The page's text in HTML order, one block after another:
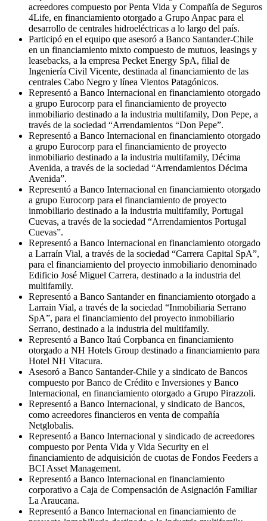
acreedores compuesto por Penta Vida y Compañía de Seguros
4Life, en financiamiento otorgado a Grupo Anpac para el
desarrollo de centrales hidroeléctricas a lo largo del país.
Participó en el equipo que asesoró a Banco Santander-Chile
en un financiamiento mixto compuesto de mutuos, leasings y
leasebacks, a la empresa Pecket Energy SpA, filial de
Ingeniería Civil Vicente, destinada al financiamiento de las
centrales Cabo Negro y línea Vientos Patagónicos.
Representó a Banco Internacional en financiamiento otorgado
a grupo Eurocorp para el financiamiento de proyecto
inmobiliario destinado a la industria multifamily, Don Pepe, a
través de la sociedad “Arrendamientos “Don Pepe”.
Representó a Banco Internacional en financiamiento otorgado
a grupo Eurocorp para el financiamiento de proyecto
inmobiliario destinado a la industria multifamily, Décima
Avenida, a través de la sociedad “Arrendamientos Décima
Avenida”.
Representó a Banco Internacional en financiamiento otorgado
a grupo Eurocorp para el financiamiento de proyecto
inmobiliario destinado a la industria multifamily, Portugal
Cuevas, a través de la sociedad “Arrendamientos Portugal
Cuevas”.
Representó a Banco Internacional en financiamiento otorgado
a Larraín Vial, a través de la sociedad “Carrera Capital SpA”,
para el financiamiento del proyecto inmobiliario denominado
Edificio José Miguel Carrera, destinado a la industria del
multifamily.
Representó a Banco Santander en financiamiento otorgado a
Larrain Vial, a través de la sociedad “Inmobiliaria Serrano
SpA”, para el financiamiento del proyecto inmobiliario
Serrano, destinado a la industria del multifamily.
Representó a Banco Itaú Corpbanca en financiamiento
otorgado a NH Hotels Group destinado a financiamiento para
Hotel NH Vitacura.
Asesoró a Banco Santander-Chile y a sindicato de Bancos
compuesto por Banco de Crédito e Inversiones y Banco
Internacional, en financiamiento otorgado a Grupo Pirazzoli.
Representó a Banco Internacional, y sindicato de Bancos,
como acreedores financieros en venta de compañía
Netglobalis.
Representó a Banco Internacional y sindicado de acreedores
compuesto por Penta Vida y Vida Security en el
financiamiento de adquisición de cuotas de Fondos Feeders a
BCI Asset Management.
Representó a Banco Internacional en financiamiento
corporativo a Caja de Compensación de Asignación Familiar
La Araucana.
Representó a Banco Internacional en financiamiento de